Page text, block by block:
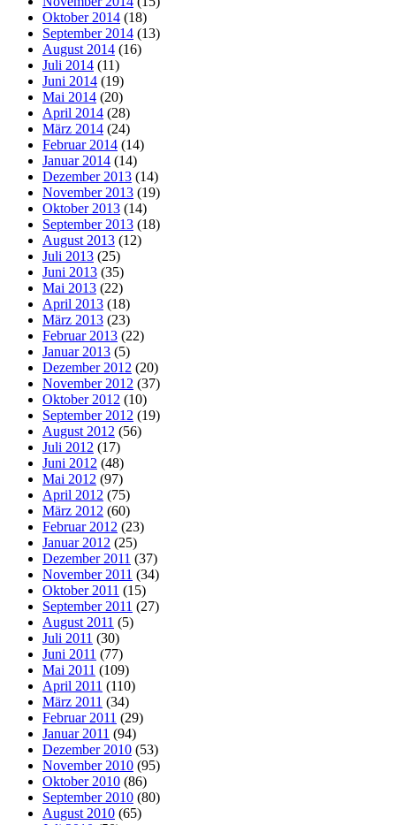
Oktober 2014 (18)
September 2014 (13)
August 2014 (16)
Juli 2014 (11)
Juni 2014 (19)
Mai 2014 (20)
April 2014 (28)
März 2014 (24)
Februar 2014 (14)
Januar 2014 (14)
Dezember 2013 (14)
November 2013 (19)
Oktober 2013 (14)
September 2013 (18)
August 2013 (12)
Juli 2013 (25)
Juni 2013 (35)
Mai 2013 (22)
April 2013 (18)
März 2013 (23)
Februar 2013 (22)
Januar 2013 (5)
Dezember 2012 (20)
November 2012 (37)
Oktober 2012 (10)
September 2012 (19)
August 2012 (56)
Juli 2012 (17)
Juni 2012 (48)
Mai 2012 (97)
April 2012 (75)
März 2012 (60)
Februar 2012 (23)
Januar 2012 (25)
Dezember 2011 (37)
November 2011 (34)
Oktober 2011 (15)
September 2011 (27)
August 2011 (5)
Juli 2011 (30)
Juni 2011 (77)
Mai 2011 (109)
April 2011 (110)
März 2011 (34)
Februar 2011 (29)
Januar 2011 (94)
Dezember 2010 (53)
November 2010 (95)
Oktober 2010 (86)
September 2010 (80)
August 2010 (65)